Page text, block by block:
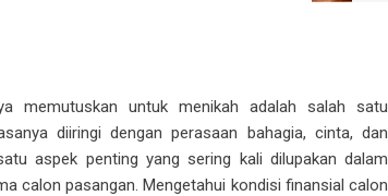
memutuskan untuk menikah adalah salah satu
diiringi dengan perasaan bahagia, cinta, dan
aspek penting yang sering kali dilupakan dalam
calon pasangan. Mengetahui kondisi finansial calon